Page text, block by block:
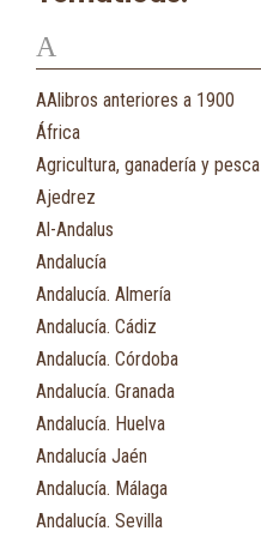
A
AAlibros anteriores a 1900
África
Agricultura, ganadería y pesca
Ajedrez
Al-Andalus
Andalucía
Andalucía. Almería
Andalucía. Cádiz
Andalucía. Córdoba
Andalucía. Granada
Andalucía. Huelva
Andalucía Jaén
Andalucía. Málaga
Andalucía. Sevilla